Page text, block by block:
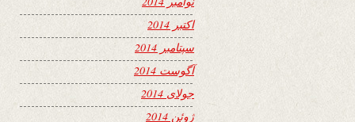
اکتبر 2014
سپتامبر 2014
آگوست 2014
جولای 2014
ژوئن 2014